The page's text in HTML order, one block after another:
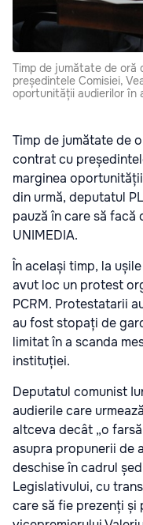
Timp de jumătate de
președintele Comisiei,
oportunității audierilor în
Timp de jumătate de
contrat cu
marginea
din urmă, deputatul
pauză în care să facă
UNIMEDIA.
În același timp, la
avut loc un protest
PCRM. Protestatarii
au fost stopați de
limitat în a scanda
instituției.
Deputatul comunist
audierile care
altceva decât „o
asupra propunerii de
deschise în cadrul
Legislativului, cu
care să fie prezenți și